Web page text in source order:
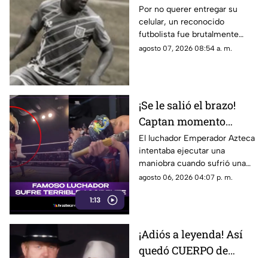
BRUTAL golpiza
durante asalto; no
quiso dar su celular
(+VIDEO)
Por no querer entregar su
celular, un reconocido
futbolista fue brutalmente
asesinado durante un asalto
agosto 07, 2026 08:54 a. m.
1:13
¡Se le salió el brazo!
Captan momento
EXACTO en que famoso
luchador sufre terrible
accidente
El luchador Emperador Azteca
intentaba ejecutar una
maniobra cuando sufrió una
lesión que obligó a detener el
agosto 06, 2026 04:07 p. m.
¡Adiós a leyenda! Así
quedó CUERPO de